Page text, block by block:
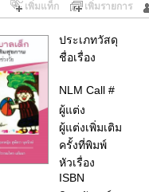
เพิ่มแท็ก เพิ่มรายการ
ประเภทวัสดุ
ชื่อเรื่อง
NLM Call #
ผู้แต่ง
ผู้แต่งเพิ่มเติม
ครั้งที่พิมพ์
หัวเรื่อง
ISBN